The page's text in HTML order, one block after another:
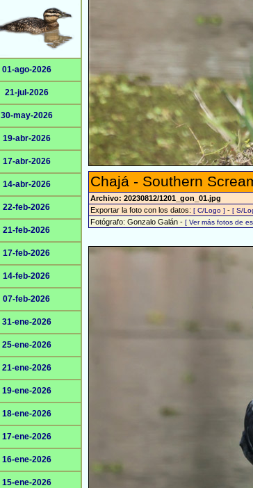
01-ago-2026
21-jul-2026
30-may-2026
19-abr-2026
17-abr-2026
14-abr-2026
22-feb-2026
21-feb-2026
17-feb-2026
14-feb-2026
07-feb-2026
31-ene-2026
25-ene-2026
21-ene-2026
19-ene-2026
18-ene-2026
17-ene-2026
16-ene-2026
15-ene-2026
Chajá - Southern
Archivo: 20230812/1201_gon_01.jpg
Exportar la foto con los datos: [ C/Logo ] - [ S/
Fotógrafo: Gonzalo Galán - [ Ver más fotos de